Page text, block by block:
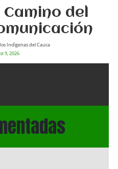
del
Indìgenas del Cauca
9, 2026